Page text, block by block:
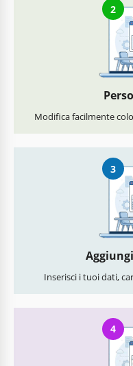
2
Modifica facilmente
3
Inserisci i tuoi dati,
4